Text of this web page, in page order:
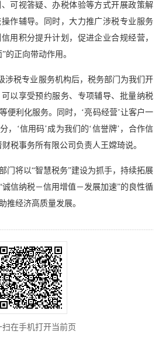
可视答疑、办税体验等方式开展政策解
作辅导。同时，大力推广涉税专业服务
用积分提升计划，促进企业合规经营，
的正向带动作用。
涉税专业服务机构后，税务部门为我们开
以享受预约服务、专项辅导、批量纳税
便利化服务。同时，‘亮码经营’让客户一
，‘信用码’成为我们的‘信誉牌’，合作信
税事务所有限公司负责人王嫦琦说。
门将以“智慧税务”建设为抓手，持续拓展
信纳税－信用增值－发展加速”的良性循
推经济高质量发展。
扫在手机打开当前页